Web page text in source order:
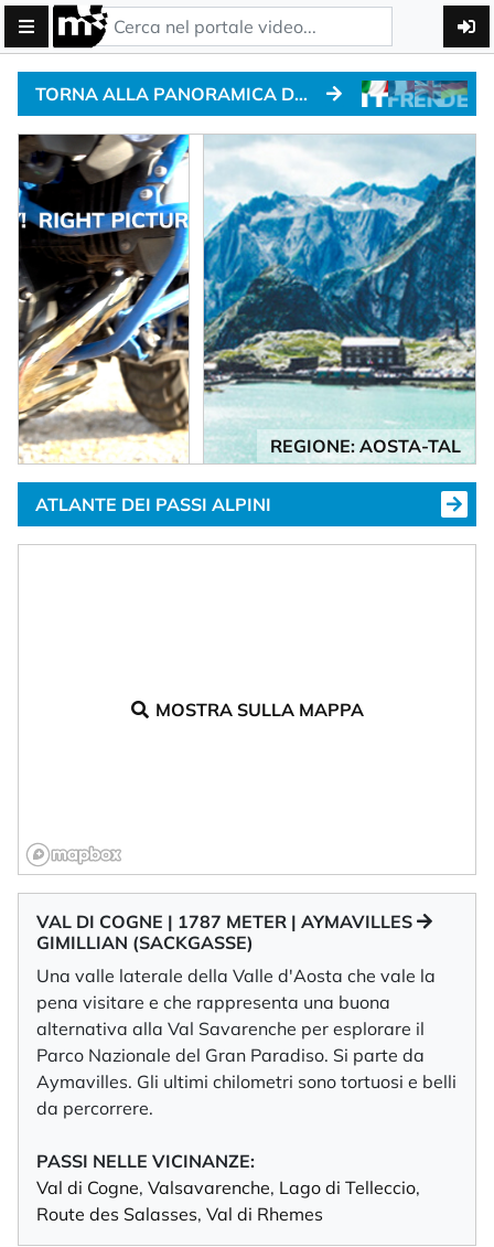
TORNA ALLA PANORAMICA DEI PASSI ALPINI
REGIONE: AOSTA-TAL
ATLANTE DEI PASSI ALPINI
MOSTRA SULLA MAPPA
VAL DI COGNE | 1787 METER | AYMAVILLES
GIMILLIAN (SACKGASSE)
Una valle laterale della Valle d'Aosta che vale la
pena visitare e che rappresenta una buona
alternativa alla Val Savarenche per esplorare il
Parco Nazionale del Gran Paradiso. Si parte da
Aymavilles. Gli ultimi chilometri sono tortuosi e belli
da percorrere.
PASSI NELLE VICINANZE:
Val di Cogne, Valsavarenche, Lago di Telleccio,
Route des Salasses, Val di Rhemes